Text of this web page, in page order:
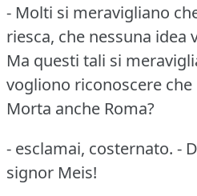
- Molti si meravigliano
riesca, che nessuna idea
Ma questi tali si
vogliono riconoscere che
Morta anche Roma?
- esclamai, costernato. -
signor Meis!